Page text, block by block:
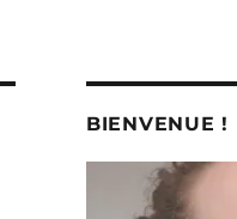
BIENVENUE !